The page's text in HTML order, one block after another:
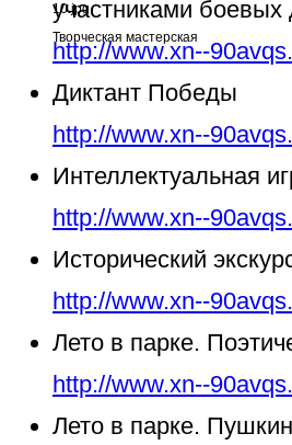
10.jpg
Творческая мастерская
участниками боевых
http://www.xn--
Диктант Победы
http://www.xn--
Интеллектуальная
http://www.xn--
Исторический
http://www.xn--
Лето в парке.
http://www.xn--
Лето в парке.